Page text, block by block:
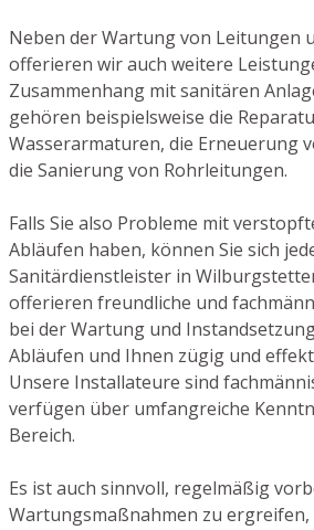
Neben der Wartung von Leitungen
offerieren wir auch weitere
Zusammenhang mit sanitären
gehören beispielsweise die
Wasserarmaturen, die Erneuerung
die Sanierung von Rohrleitungen.
Falls Sie also Probleme mit
Abläufen haben, können Sie sich
Sanitärdienstleister in
offerieren freundliche und
bei der Wartung und
Abläufen und Ihnen zügig und
Unsere Installateure sind
verfügen über umfangreiche
Bereich.
Es ist auch sinnvoll, regelmäßig
Wartungsmaßnahmen zu